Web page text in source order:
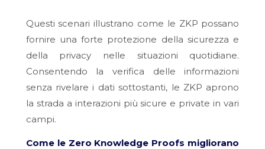
Questi scenari illustrano come le ZKP possano
fornire una forte protezione della sicurezza e
della privacy nelle situazioni quotidiane.
Consentendo la verifica delle informazioni
senza rivelare i dati sottostanti, le ZKP aprono
la strada a interazioni più sicure e private in vari
campi.
Come le Zero Knowledge Proofs migliorano